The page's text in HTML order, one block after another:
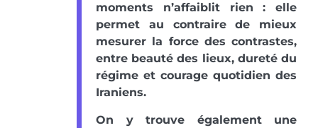
moments n’affaiblit rien : elle
permet au contraire de mieux
mesurer la force des contrastes,
entre beauté des lieux, dureté du
régime et courage quotidien des
Iraniens.
On y trouve également une